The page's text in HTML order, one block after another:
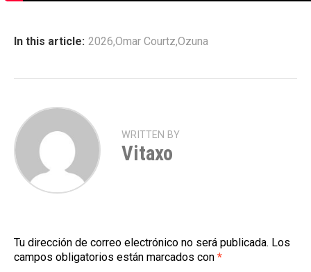
In this article: 2026,Omar Courtz,Ozuna
WRITTEN BY
Vitaxo
Tu dirección de correo electrónico no será publicada. Los
campos obligatorios están marcados con *